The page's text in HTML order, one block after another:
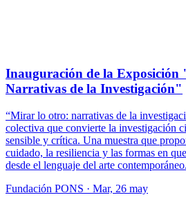
Inauguración de la
Narrativas de la Investigación"
“Mirar lo otro: narrativas de la
colectiva que convierte la investigación
sensible y crítica. Una muestra que
cuidado, la resiliencia y las formas en
desde el lenguaje del arte contemporáneo.
Fundación PONS · Mar, 26 may